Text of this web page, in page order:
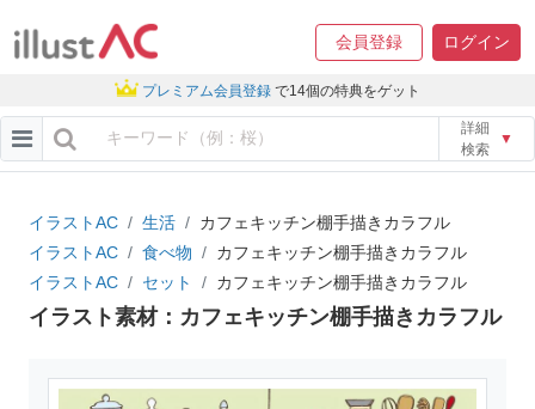
会員登録 ログイン
プレミアム会員登録 で14個の特典をゲット
詳細
検索
▼
イラストAC 生活
カフェキッチン棚手描きカラフル
イラストAC
食べ物
カフェキッチン棚手描きカラフル
イラストAC
セット カフェキッチン棚手描きカラフル
イラスト素材：カフェキッチン棚手描きカラフル